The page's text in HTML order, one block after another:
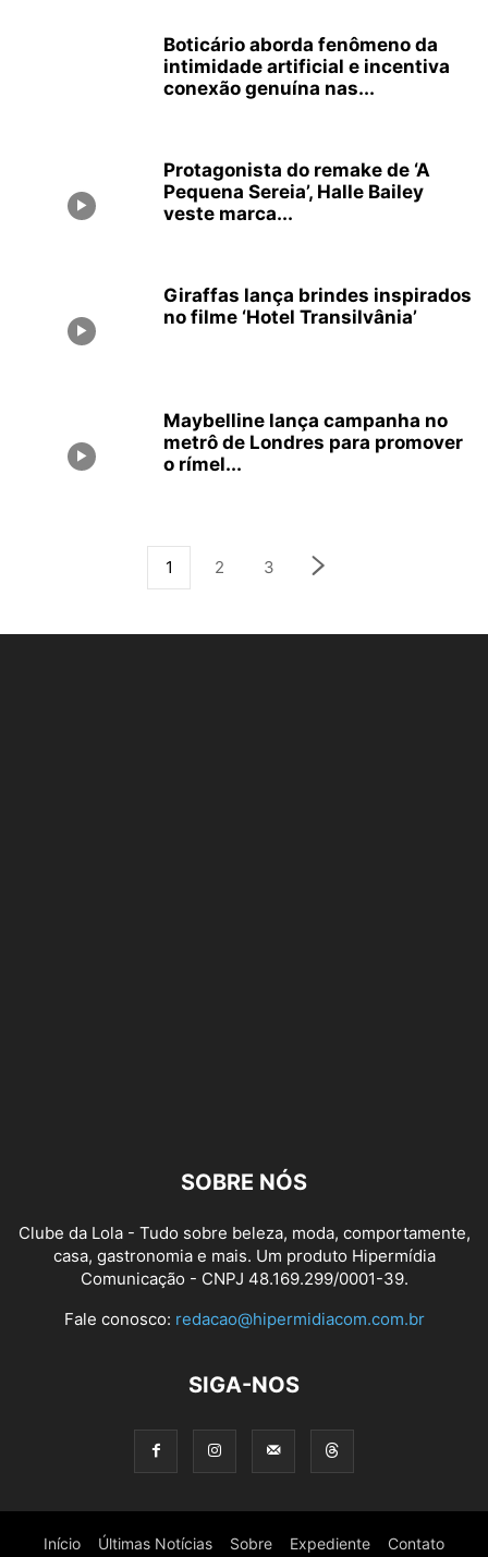
Boticário aborda fenômeno da
intimidade artificial e incentiva
conexão genuína nas...
Protagonista do remake de ‘A
Pequena Sereia’, Halle Bailey
veste marca...
Giraffas lança brindes inspirados
no filme ‘Hotel Transilvânia’
Maybelline lança campanha no
metrô de Londres para promover
o rímel...
1 2 3
SOBRE NÓS
Clube da Lola - Tudo sobre beleza, moda, comportamente,
casa, gastronomia e mais. Um produto Hipermídia
Comunicação - CNPJ 48.169.299/0001-39.
Fale conosco: redacao@hipermidiacom.com.br
SIGA-NOS
Início Últimas Notícias Sobre Expediente Contato